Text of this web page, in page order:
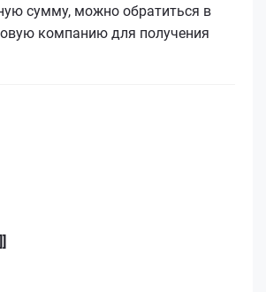
сумму, можно обратиться в
компанию для получения